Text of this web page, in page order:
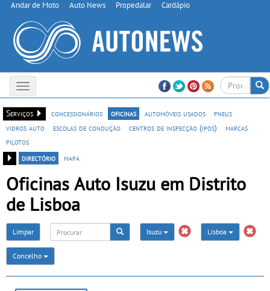
Andar de Moto Auto News Propedalar Cardápio
Toggle
navigation
Serviços
concessionários oficinas automóveis usados
pneus
vidros auto
escolas de condução centros de inspecção (ipos)
marcas
pilotos
directório
mapa
Oficinas Auto Isuzu em Distrito
de Lisboa
Limpar Isuzu Lisboa
Concelho